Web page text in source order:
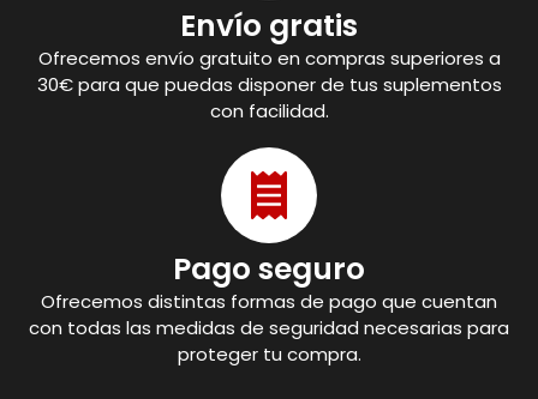
Envío gratis
Ofrecemos envío gratuito en compras superiores a
30€ para que puedas disponer de tus suplementos
con facilidad.
Pago seguro
Ofrecemos distintas formas de pago que cuentan
con todas las medidas de seguridad necesarias para
proteger tu compra.